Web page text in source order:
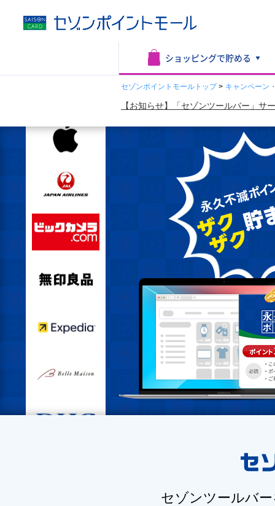
ショッピングで貯める
セゾンポイントモールトップ> キャンペーン
【お知らせ】「セゾンツールバー」サ
セゾンツールバ